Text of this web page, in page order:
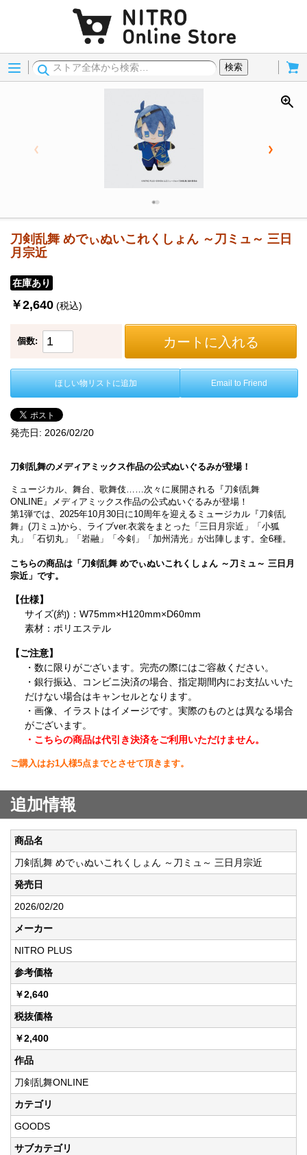
Menu
検索
刀剣乱舞 めでぃぬいこれくしょん ～刀ミュ～ 三日
月宗近
在庫あり
￥2,640 (税込)
個数: カートに入れる
ほしい物リストに追加 Email to Friend
発売日: 2026/02/20
刀剣乱舞のメディアミックス作品の公式ぬいぐるみが登場！
ミュージカル、舞台、歌舞伎……次々に展開される『刀剣乱舞
ONLINE』メディアミックス作品の公式ぬいぐるみが登場！
第1弾では、2025年10月30日に10周年を迎えるミュージカル『刀剣乱
舞』(刀ミュ)から、ライブver.衣裳をまとった「三日月宗近」「小狐
丸」「石切丸」「岩融」「今剣」「加州清光」が出陣します。全6種。
こちらの商品は「刀剣乱舞 めでぃぬいこれくしょん ～刀ミュ～ 三日月
宗近」です。
【仕様】
サイズ(約)：W75mm×H120mm×D60mm
素材：ポリエステル
【ご注意】
・数に限りがございます。完売の際にはご容赦ください。
・銀行振込、コンビニ決済の場合、指定期間内にお支払いいた
だけない場合はキャンセルとなります。
・画像、イラストはイメージです。実際のものとは異なる場合
がございます。
・こちらの商品は代引き決済をご利用いただけません。
ご購入はお1人様5点までとさせて頂きます。
追加情報
商品名
刀剣乱舞 めでぃぬいこれくしょん ～刀ミュ～ 三日月宗近
発売日
2026/02/20
メーカー
NITRO PLUS
参考価格
￥2,640
税抜価格
￥2,400
作品
刀剣乱舞ONLINE
カテゴリ
GOODS
サブカテゴリ